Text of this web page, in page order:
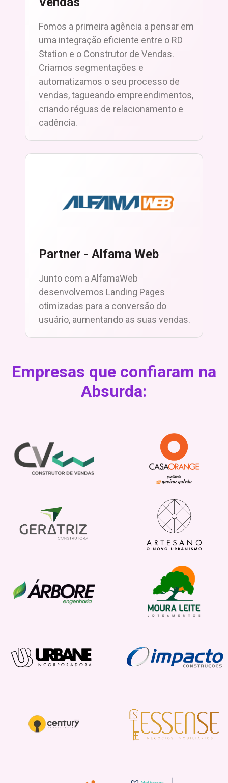
Fomos a primeira agência a pensar em
uma integração eficiente entre o RD
Station e o Construtor de Vendas.
Criamos segmentações e
automatizamos o seu processo de
vendas, tagueando empreendimentos,
criando réguas de relacionamento e
cadência.
Partner - Alfama Web
Junto com a AlfamaWeb
desenvolvemos Landing Pages
otimizadas para a conversão do
usuário, aumentando as suas vendas.
Empresas que confiaram na
Absurda: